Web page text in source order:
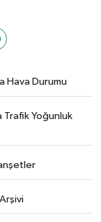
Hava Durumu
Trafik Yoğunluk